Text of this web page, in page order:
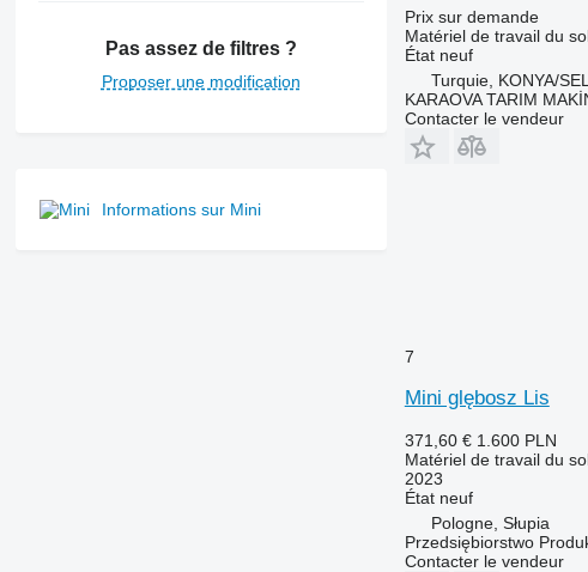
Pas assez de filtres ?
Proposer une modification
Informations sur Mini
Prix sur demande
Matériel de travail du
Étatneuf
Turquie, KONYA/
KARAOVA TARIM
Contacter le vendeur
7
Mini glębosz Lis
371,60 € 1.600 PLN
Matériel de travail du
2023
Étatneuf
Pologne, Słupia
Przedsiębiorstwo
Contacter le vendeur